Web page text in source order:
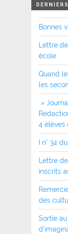
Bonnes
Lettre
école
Quand
les
»
4 élèves
I n° 34
Lettre
inscrits
des
Sortie